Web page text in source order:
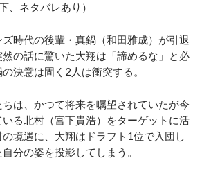
、ネタバレあり）
時代の後輩・真鍋（和田雅成）が引退
の話に驚いた大翔は「諦めるな」と必
決意は固く2人は衝突する。
は、かつて将来を嘱望されていたが今
る北村（宮下貴浩）をターゲットに活
境遇に、大翔はドラフト1位で入団し
分の姿を投影してしまう。